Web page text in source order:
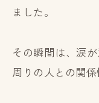
ました。
その瞬間は、涙
周りの人との関